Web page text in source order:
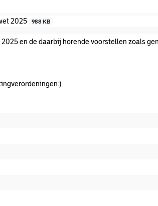
2025 988 KB
en de daarbij horende voorstellen zoals